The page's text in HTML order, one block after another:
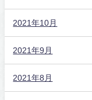
2021年10月
2021年9月
2021年8月